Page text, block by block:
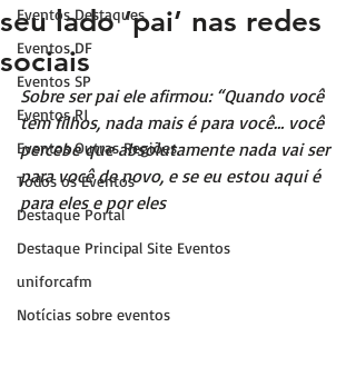
Eventos Destaques
Eventos DF
Eventos SP
Eventos RJ
Eventos Outras Regiões
Todos os Eventos
Destaque Portal
Destaque Principal Site Eventos
uniforcafm
Notícias sobre eventos
seu lado ‘pai’ nas redes
sociais
Sobre ser pai ele afirmou: “Quando você
tem filhos, nada mais é para você… você
percebe que absolutamente nada vai ser
para você de novo, e se eu estou aqui é
para eles e por eles